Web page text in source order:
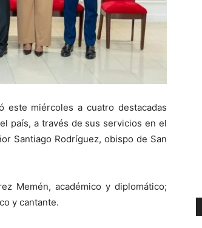
este miércoles a cuatro destacadas
país, a través de sus servicios en el
Santiago Rodríguez, obispo de San
Memén, académico y diplomático;
y cantante.